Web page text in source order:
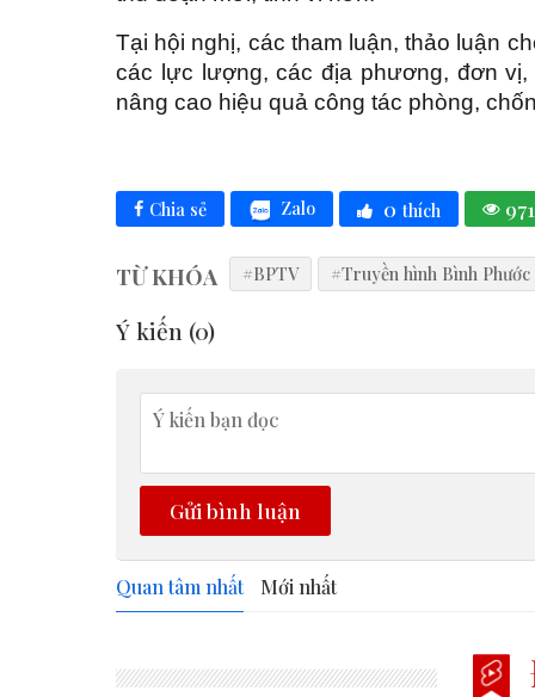
Tại hội nghị, các tham luận, thảo luận
các lực lượng, các địa phương, đơn
nâng cao hiệu quả công tác phòng,
Chia sẻ Zalo 0 thích 971
TỪ KHÓA #BPTV #Truyền hình Bình Phước
Ý kiến (0)
Gửi bình luận
Quan tâm nhất Mới nhất